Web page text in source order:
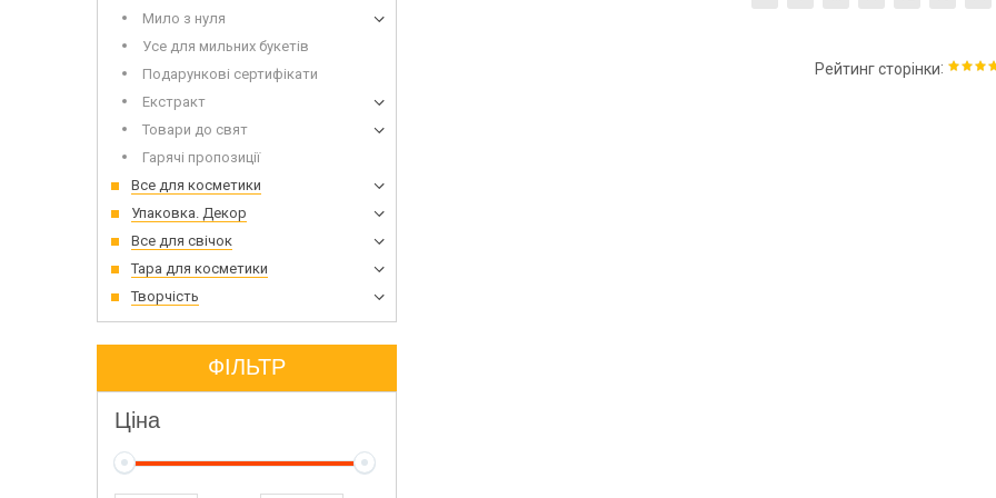
Мило з нуля
Усе для мильних букетів
Подарункові сертифікати
Екстракт
Товари до свят
Гарячі пропозиції
Все для косметики
Упаковка. Декор
Все для свічок
Тара для косметики
Творчість
ФІЛЬТР
Ціна
Рейтинг сторінки: